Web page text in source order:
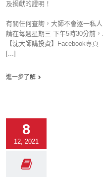
及捐獻的證明！
有關任何查詢，大師不會逐一私人
請在每週星期三 下午5時30分前
【沈大師講投資】Facebook專頁
[...]
進一步了解
8
12, 2021